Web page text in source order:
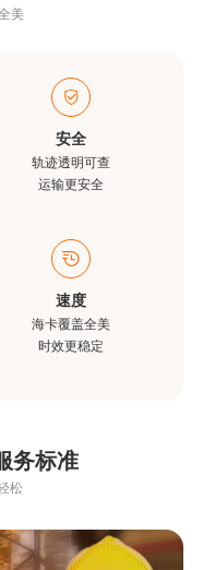
美
安全
轨迹透明可查
运输更安全
速度
海卡覆盖全美
时效更稳定
务标准
松